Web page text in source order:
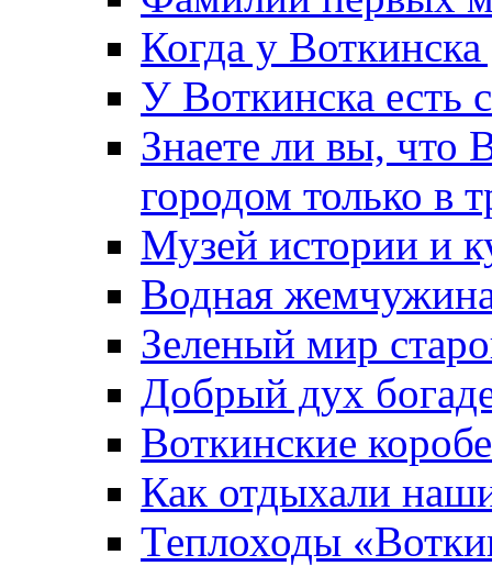
Когда у
У Воткинска есть
Знаете ли вы, что
городом только в
Музей истории и
Водная
Зеленый мир
Добрый дух
Воткинские
Как отдыхали
Теплоходы